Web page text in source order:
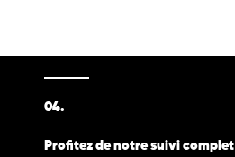
04.
Profitez de notre suivi complet